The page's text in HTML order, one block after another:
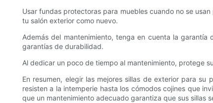
Usar fundas protectoras para muebles cuando no se
tu salón exterior como nuevo.
Además del mantenimiento, tenga en cuenta la
garantías de durabilidad.
Al dedicar un poco de tiempo al mantenimiento, protege
En resumen, elegir las mejores sillas de exterior para
resisten a la intemperie hasta los cómodos cojines que
que un mantenimiento adecuado garantiza que sus sillas